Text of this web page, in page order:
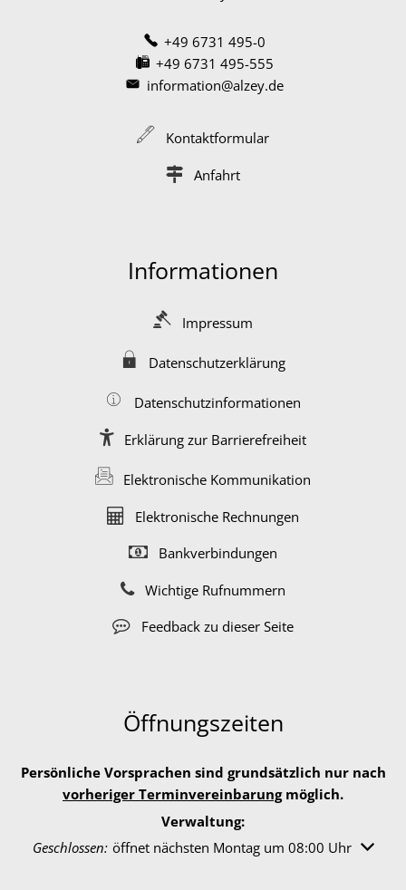
+49 6731 495-0
+49 6731 495-555
information@alzey.de
Kontaktformular
Anfahrt
Informationen
Impressum
Datenschutzerklärung
Datenschutzinformationen
Erklärung zur Barrierefreiheit
Elektronische Kommunikation
Elektronische Rechnungen
Bankverbindungen
Wichtige Rufnummern
Feedback zu dieser Seite
Öffnungszeiten
Persönliche Vorsprachen sind grundsätzlich nur nach
vorheriger Terminvereinbarungmöglich.
Verwaltung:
Klicken, um weitere Öffnungs- oder Schließzeiten
Geschlossen: öffnet nächsten Montag um 08:00 Uhr